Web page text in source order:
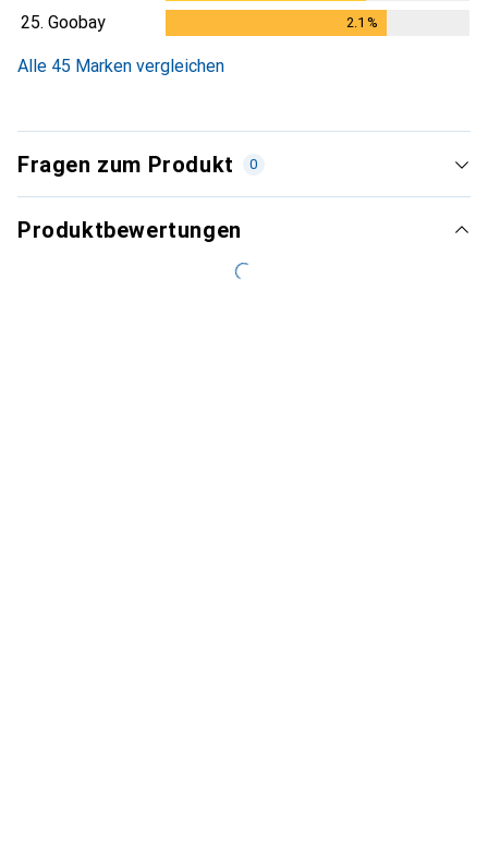
25. Goobay 2.1 %
Alle 45 Marken vergleichen
Fragen zum Produkt 0
Produktbewertungen